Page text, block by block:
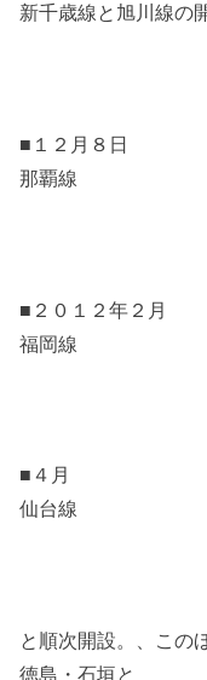
新千歳線と旭川線の
■１２月８日
那覇線
■２０１２年２月
福岡線
■４月
仙台線
と順次開設。、この
徳島・石垣と